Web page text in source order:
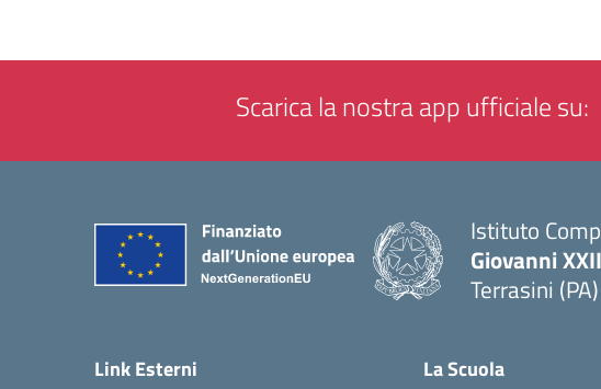
Scarica la nostra app ufficiale su:
Istituto
Giovanni
Terrasini (PA)
Link Esterni La Scuola